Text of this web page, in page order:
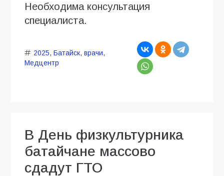
Необходима консультация
специалиста.
2025, Батайск, врачи,
Медцентр
В День физкультурника
батайчане массово
сдадут ГТО